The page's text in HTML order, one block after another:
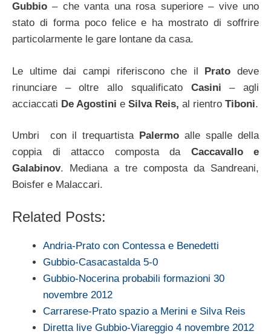
Gubbio – che vanta una rosa superiore – vive uno
stato di forma poco felice e ha mostrato di soffrire
particolarmente le gare lontane da casa.
Le ultime dai campi riferiscono che il Prato deve
rinunciare – oltre allo squalificato Casini – agli
acciaccati De Agostini e Silva Reis, al rientro Tiboni.
Umbri con il trequartista Palermo alle spalle della
coppia di attacco composta daCaccavallo e
Galabinov. Mediana a tre composta da Sandreani,
Boisfer e Malaccari.
Related Posts:
Andria-Prato con Contessa e Benedetti
Gubbio-Casacastalda 5-0
Gubbio-Nocerina probabili formazioni 30
novembre 2012
Carrarese-Prato spazio a Merini e Silva Reis
Diretta live Gubbio-Viareggio 4 novembre 2012